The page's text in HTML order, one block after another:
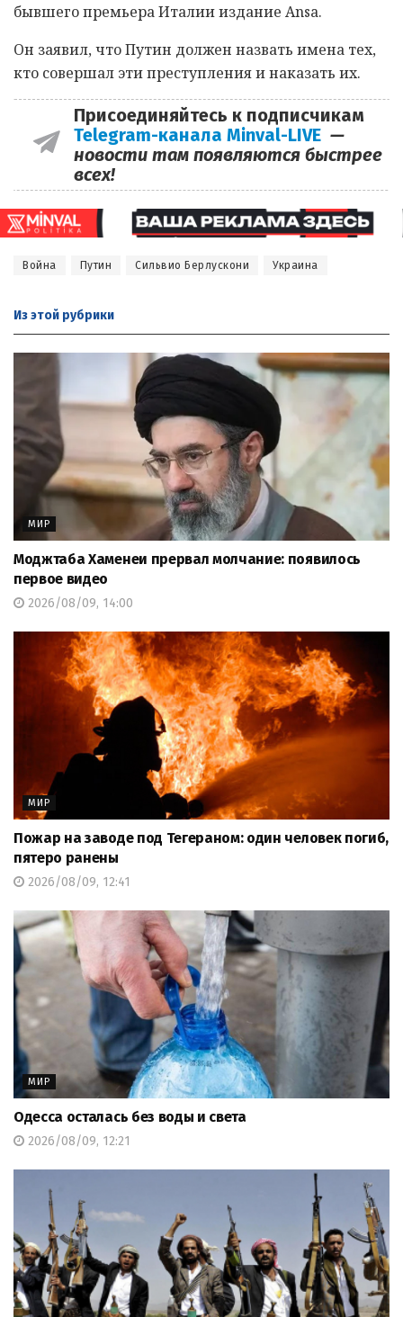
бывшего премьера Италии издание Ansa.
Он заявил, что Путин должен назвать имена тех,
кто совершал эти преступления и наказать их.
Присоединяйтесь к подписчикам
Telegram-канала Minval-LIVE —
новости там появляются быстрее
всех!
Война Путин Сильвио Берлускони Украина
Из этой рубрики
МИР
Моджтаба Хаменеи прервал молчание: появилось
первое видео
2026/08/09, 14:00
МИР
Пожар на заводе под Тегераном: один человек погиб,
пятеро ранены
2026/08/09, 12:41
МИР
Одесса осталась без воды и света
2026/08/09, 12:21